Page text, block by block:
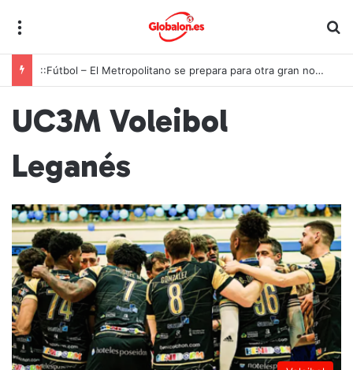
::Fútbol – El Metropolitano se prepara para otra gran noche de la Roja ante Inglaterra
UC3M Voleibol
Leganés